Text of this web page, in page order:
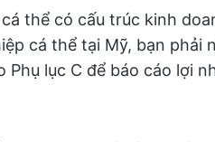
thể có cấu trúc kinh
cá thể tại Mỹ, bạn phải
lục C để báo cáo lợi